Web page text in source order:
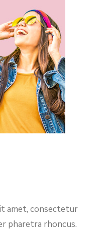
amet, consectetur
pharetra rhoncus.